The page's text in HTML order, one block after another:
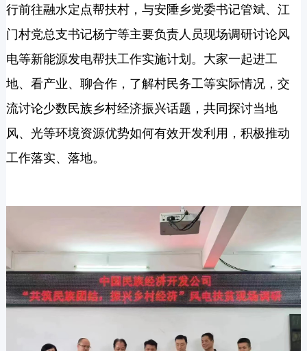
行前往融水定点帮扶村，与安陲乡党委书记管斌、江
门村党总支书记杨宁等主要负责人员现场调研讨论风
电等新能源发电帮扶工作实施计划。 大家一起进工
地、看产业、聊合作，了解村民务工等实际情况， 交
流讨论少数民族乡村经济振兴话题，共同探讨当地
风、光等环境资源优势如何有效开发利用，积极推动
工作落实、落地。